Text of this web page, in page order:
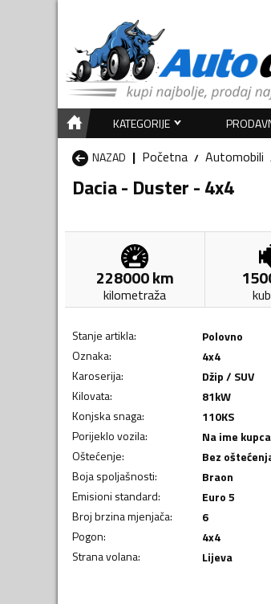
KATEGORIJE
NAZAD
Početna Automobili
Dacia - Duster - 4x4
228000km
kilometraža
Stanje artikla:
Polovno
Oznaka:
4x4
Karoserija:
Džip / SUV
Kilovata: 81kW
Konjska snaga: 110KS
Porijeklo vozila:
Na ime kupca
Oštećenje:
Bez
Boja spoljašnosti:
Braon
Emisioni standard:
Euro 5
Broj brzina mjenjača:
6
Pogon:
4x4
Strana volana: Lijeva